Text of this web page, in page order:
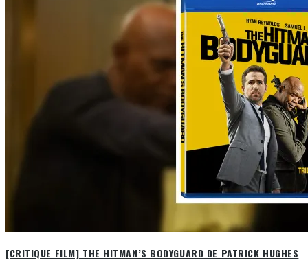
[CRITIQUE FILM] THE HITMAN’S BODYGUARD DE PATRICK HUGHES